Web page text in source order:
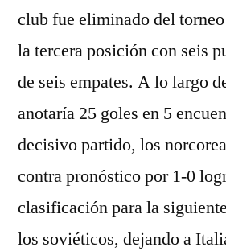
club fue eliminado del
la tercera posición con seis
de seis empates. A lo largo
anotaría 25 goles en 5
decisivo partido, los
contra pronóstico por 1-0
clasificación para la
los soviéticos, dejando a